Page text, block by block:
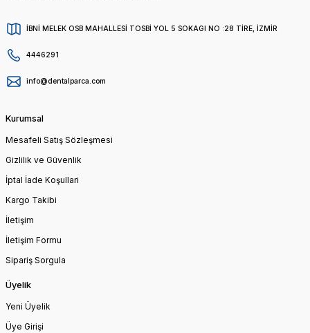
İBNİ MELEK OSB MAHALLESİ TOSBİ YOL 5 SOKAGI NO :28 TİRE, İZMİR
4446291
info@dentalparca.com
Kurumsal
Mesafeli Satış Sözleşmesi
Gizlilik ve Güvenlik
İptal İade Koşullari
Kargo Takibi
İletişim
İletişim Formu
Sipariş Sorgula
Üyelik
Yeni Üyelik
Üye Girişi